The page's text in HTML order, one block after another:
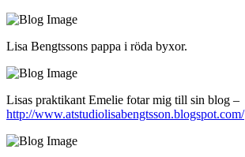
Lisa Bengtssons pappa i röda byxor.
Lisas praktikant Emelie fotar mig till sin blog –
http://www.atstudiolisabengtsson.blogspot.com/